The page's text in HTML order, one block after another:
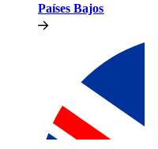
Países Bajos​​